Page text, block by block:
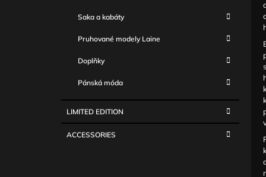
Saka a kabáty
Pruhované modely Laine
Doplňky
Pánská móda
LIMITED EDITION
ACCESSORIES